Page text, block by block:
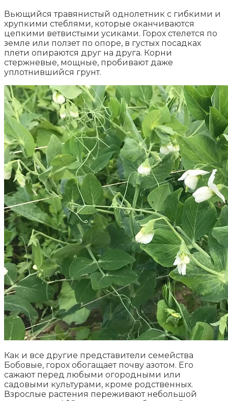
Вьющийся травянистый однолетник с гибкими и
хрупкими стеблями, которые оканчиваются
цепкими ветвистыми усиками. Горох стелется по
земле или ползет по опоре, в густых посадках
плети опираются друг на друга. Корни
стержневые, мощные, пробивают даже
уплотнившийся грунт.
Как и все другие представители семейства
Бобовые, горох обогащает почву азотом. Его
сажают перед любыми огородными или
садовыми культурами, кроме родственных.
Взрослые растения переживают небольшой